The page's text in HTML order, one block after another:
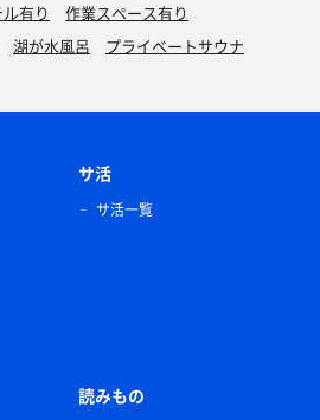
有り
作業スペース有り
湖が水風呂 プライベートサウナ
サ活
サ活一覧
読みもの